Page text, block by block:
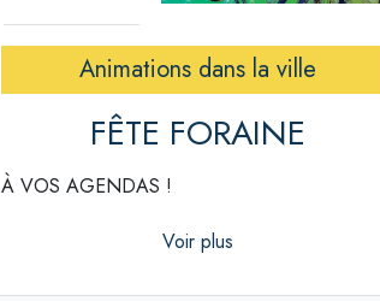
Animations dans la ville
FÊTE FORAINE
À VOS AGENDAS !
Voir plus